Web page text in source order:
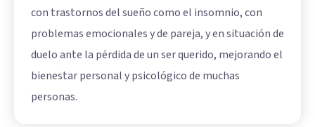
con trastornos del sueño como el insomnio, con
problemas emocionales y de pareja, y en situación de
duelo ante la pérdida de un ser querido, mejorando el
bienestar personal y psicológico de muchas
personas.